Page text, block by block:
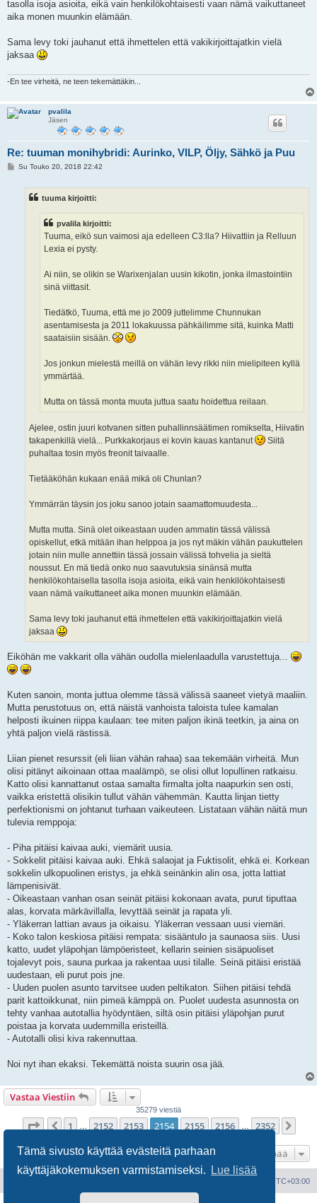
Tämä sivusto käyttää evästeitä parhaan
käyttäjäkokemuksen varmistamiseksi.
Lue lisää
tasolla isoja asioita, eikä vain henkilökohtaisesti vaan nämä vaikuttaneet
aika monen muunkin elämään.
Sama levy toki jauhanut että ihmettelen että vakikirjoittajatkin vielä
jaksaa
-En tee virheitä, ne teen tekemättäkin...
pvalila
Jäsen
Re: tuuman monihybridi: Aurinko, VILP, Öljy, Sähkö ja Puu
VSu Touko 20, 2018 22:42
tuuma kirjoitti:
pvalila kirjoitti:
Tuuma, eikö sun vaimosi aja edelleen C3:lla? Hiivattiin ja Relluun
Lexia ei pysty.
Ai niin, se olikin se Warixenjalan uusin kikotin, jonka ilmastointiin
sinä viittasit.
Tiedätkö, Tuuma, että me jo 2009 juttelimme Chunnukan
asentamisesta ja 2011 lokakuussa pähkäilimme sitä, kuinka Matti
saataisiin sisään.
Jos jonkun mielestä meillä on vähän levy rikki niin mielipiteen kyllä
ymmärtää.
Mutta on tässä monta muuta juttua saatu hoidettua reilaan.
Ajelee, ostin juuri kotvanen sitten puhallinnsäätimen romikselta, Hiivatin
takapenkillä vielä... Purkkakorjaus ei kovin kauas kantanut
Siitä
puhaltaa tosin myös freonit taivaalle.
Tietääköhän kukaan enää mikä oli Chunlan?
Ymmärrän täysin jos joku sanoo jotain saamattomuudesta...
Mutta mutta. Sinä olet oikeastaan uuden ammatin tässä välissä
opiskellut, etkä mitään ihan helppoa ja jos nyt mäkin vähän paukuttelen
jotain niin mulle annettiin tässä jossain välissä tohvelia ja sieltä
noussut. En mä tiedä onko nuo saavutuksia sinänsä mutta
henkilökohtaisella tasolla isoja asioita, eikä vain henkilökohtaisesti
vaan nämä vaikuttaneet aika monen muunkin elämään.
Sama levy toki jauhanut että ihmettelen että vakikirjoittajatkin vielä
jaksaa
Eiköhän me vakkarit olla vähän oudolla mielenlaadulla varustettuja...
Kuten sanoin, monta juttua olemme tässä välissä saaneet vietyä maaliin.
Mutta perustotuus on, että näistä vanhoista taloista tulee kamalan
helposti ikuinen riippa kaulaan: tee miten paljon ikinä teetkin, ja aina on
yhtä paljon vielä rästissä.
Liian pienet resurssit (eli liian vähän rahaa) saa tekemään virheitä. Mun
olisi pitänyt aikoinaan ottaa maalämpö, se olisi ollut lopullinen ratkaisu.
Katto olisi kannattanut ostaa samalta firmalta jolta naapurkin sen osti,
vaikka eristettä olisikin tullut vähän vähemmän. Kautta linjan tietty
perfektionismi on johtanut turhaan vaikeuteen. Listataan vähän näitä mun
tulevia remppoja:
- Piha pitäisi kaivaa auki, viemärit uusia.
- Sokkelit pitäisi kaivaa auki. Ehkä salaojat ja Fuktisolit, ehkä ei. Korkean
sokkelin ulkopuolinen eristys, ja ehkä seinänkin alin osa, jotta lattiat
lämpenisivät.
- Oikeastaan vanhan osan seinät pitäisi kokonaan avata, purut tiputtaa
alas, korvata märkävillalla, levyttää seinät ja rapata yli.
- Yläkerran lattian avaus ja oikaisu. Yläkerran vessaan uusi viemäri.
- Koko talon keskiosa pitäisi rempata: sisääntulo ja saunaosa siis. Uusi
katto, uudet yläpohjan lämpöeristeet, kellarin seinien sisäpuoliset
tojalevyt pois, sauna purkaa ja rakentaa uusi tilalle. Seinä pitäisi eristää
uudestaan, eli purut pois jne.
- Uuden puolen asunto tarvitsee uuden peltikaton. Siihen pitäisi tehdä
parit kattoikkunat, niin pimeä kämppä on. Puolet uudesta asunnosta on
tehty vanhaa autotallia hyödyntäen, siltä osin pitäisi yläpohjan purut
poistaa ja korvata uudemmilla eristeillä.
- Autotalli olisi kiva rakennuttaa.
Noi nyt ihan ekaksi. Tekemättä noista suurin osa jää.
Vastaa Viestiin
35279 viestiä
Sivu 2154/2352
Edellinen
1 2152 2153 2154 2155 2156 2352
Hyppää
UTC+03:00